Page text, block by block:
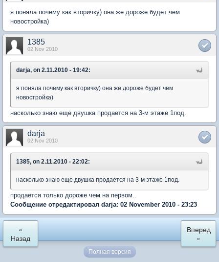
я поняла почему как вторичку) она же дороже будет чем
новостройка)
1385
02 Nov 2010
darja, on 2.11.2010 - 19:42:
я поняла почему как вторичку) она же дороже будет чем
новостройка)
насколько знаю еще двушка продается на 3-м этаже 1под.
darja
02 Nov 2010
1385, on 2.11.2010 - 22:02:
насколько знаю еще двушка продается на 3-м этаже 1под.
продается только дороже чем на первом..
Сообщение отредактировал darja: 02 November 2010 - 23:23
«
Назад
Вперед
»
Полная версия